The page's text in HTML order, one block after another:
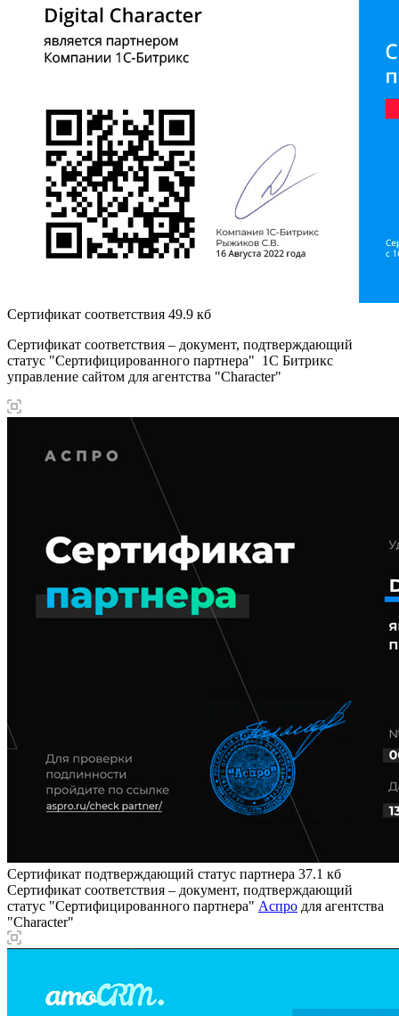
Сертификат соответствия 49.9 кб
Сертификат соответствия – документ, подтверждающий
статус "Сертифицированного партнера" 1С Битрикс
управление сайтом для агентства "Character"
Сертификат подтверждающий статус партнера 37.1 кб
Сертификат соответствия – документ, подтверждающий
статус "Сертифицированного партнера" Аспро для агентства
"Character"